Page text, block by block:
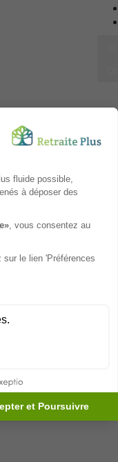
à taille
avec
de chaque
répondre
de
résidents.
qualité de vie
un lieu où les